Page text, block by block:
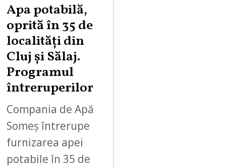
Apa potabilă,
oprită în 35 de
localități din
Cluj și Sălaj.
Programul
întreruperilor
Compania de Apă
Someș întrerupe
furnizarea apei
potabile în 35 de